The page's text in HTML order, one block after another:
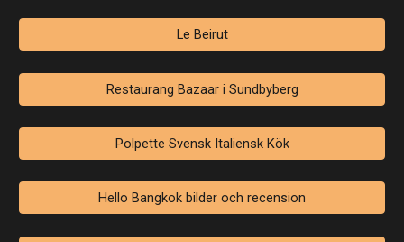
Le Beirut
Restaurang Bazaar i Sundbyberg
Polpette Svensk Italiensk Kök
Hello Bangkok bilder och recension